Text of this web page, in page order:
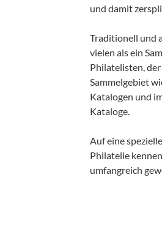
und damit
Traditionell und
vielen als ein
Philatelisten,
Sammelgebiet
Katalogen und
Kataloge.
Auf eine
Philatelie
umfangreich